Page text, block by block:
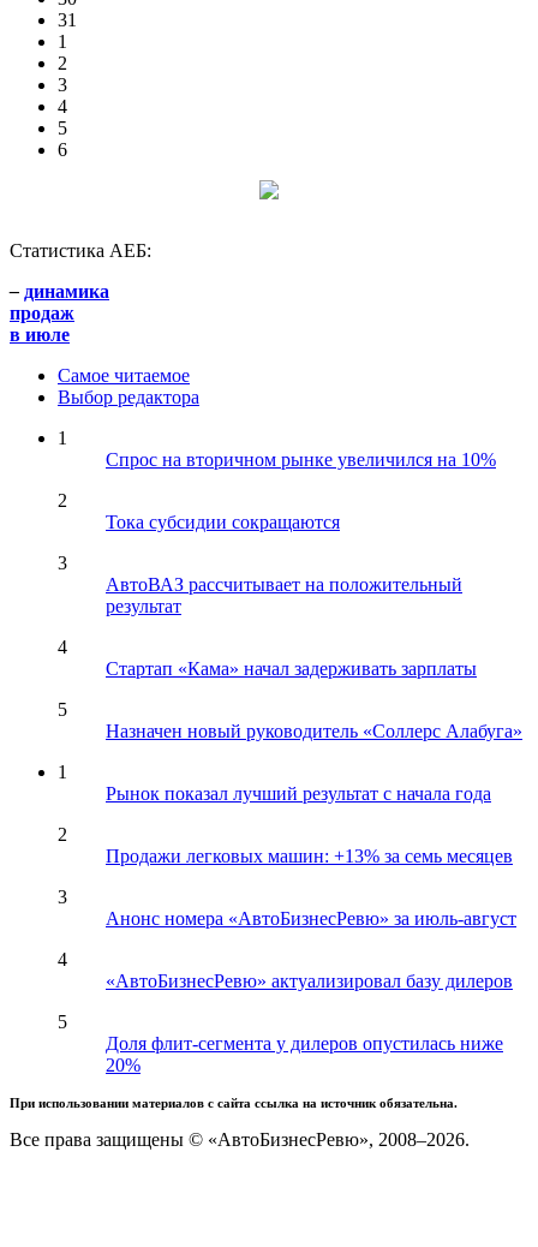
31
1
2
3
4
5
6
Статистика АЕБ:
– динамика
продаж
в июле
Самое читаемое
Выбор редактора
1
Спрос на вторичном рынке увеличился на 10%
2
Тока субсидии сокращаются
3
АвтоВАЗ рассчитывает на положительный
результат
4
Стартап «Кама» начал задерживать зарплаты
5
Назначен новый руководитель «Соллерс Алабуга»
1
Рынок показал лучший результат с начала года
2
Продажи легковых машин: +13% за семь месяцев
3
Анонс номера «АвтоБизнесРевю» за июль-август
4
«АвтоБизнесРевю» актуализировал базу дилеров
5
Доля флит-сегмента у дилеров опустилась ниже
20%
При использовании материалов с сайта ссылка на источник обязательна.
Все права защищены © «АвтоБизнесРевю», 2008–2026.